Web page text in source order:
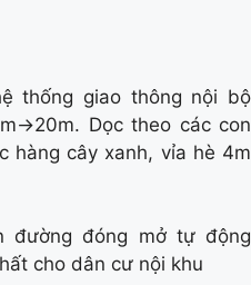
thống giao thông nội bộ
>20m. Dọc theo các con
hàng cây xanh, vỉa hè 4m
đường đóng mở tự động
cho dân cư nội khu